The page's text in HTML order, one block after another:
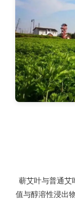
蕲艾叶与普通艾
值与醇溶性浸出